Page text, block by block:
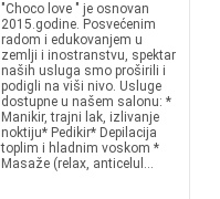
"Choco love " je osnovan
2015.godine. Posvećenim
radom i edukovanjem u
zemlji i inostranstvu, spektar
naših usluga smo proširili i
podigli na viši nivo. Usluge
dostupne u našem salonu: *
Manikir, trajni lak, izlivanje
noktiju* Pedikir* Depilacija
toplim i hladnim voskom *
Masaže (relax, anticelul...